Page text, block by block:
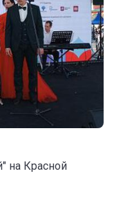
на Красной